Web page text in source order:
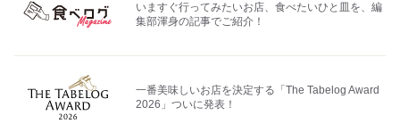
いますぐ行ってみたいお店、食べたいひと皿を、編
集部渾身の記事でご紹介！
一番美味しいお店を決定する「The Tabelog Award
2026」ついに発表！